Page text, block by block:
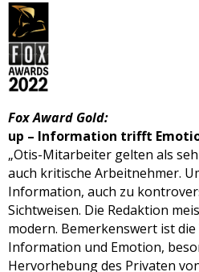
Fox Award Gold:
up – Information trifft
„Otis-Mitarbeiter gelten als
auch kritische Arbeitnehmer.
Information, auch zu
Sichtweisen. Die Redaktion
modern. Bemerkenswert ist
Information und Emotion,
Hervorhebung des Privaten